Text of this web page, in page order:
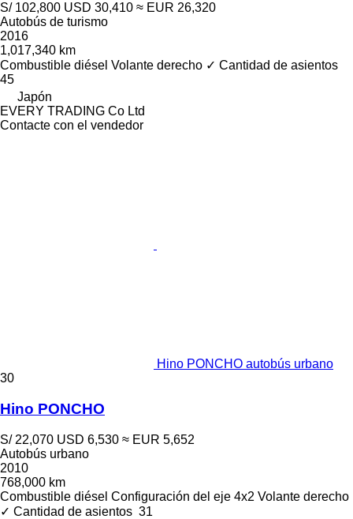
S/ 102,800 USD 30,410 ≈ EUR 26,320
Autobús de turismo
2016
1,017,340 km
Combustible diésel Volante derecho ✓ Cantidad de asientos
45
Japón
EVERY TRADING Co Ltd
Contacte con el vendedor
Hino PONCHO autobús urbano
30
Hino PONCHO
S/ 22,070 USD 6,530 ≈ EUR 5,652
Autobús urbano
2010
768,000 km
Combustible diésel Configuración del eje 4x2 Volante derecho
✓ Cantidad de asientos 31